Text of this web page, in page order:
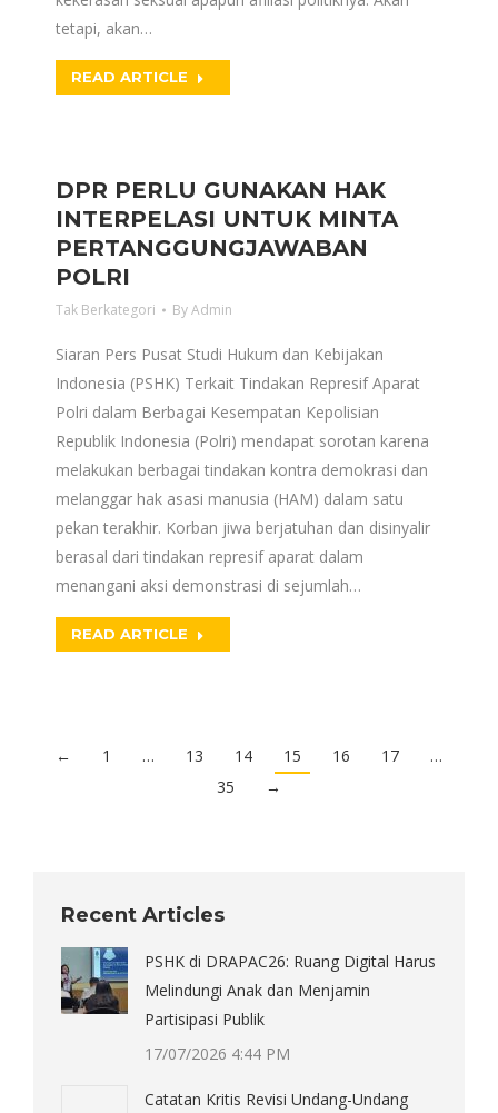
tetapi, akan…
READ ARTICLE
DPR PERLU GUNAKAN HAK
INTERPELASI UNTUK MINTA
PERTANGGUNGJAWABAN
POLRI
Tak Berkategori ByAdmin
Siaran Pers Pusat Studi Hukum dan Kebijakan
Indonesia (PSHK) Terkait Tindakan Represif Aparat
Polri dalam Berbagai Kesempatan Kepolisian
Republik Indonesia (Polri) mendapat sorotan karena
melakukan berbagai tindakan kontra demokrasi dan
melanggar hak asasi manusia (HAM) dalam satu
pekan terakhir. Korban jiwa berjatuhan dan disinyalir
berasal dari tindakan represif aparat dalam
menangani aksi demonstrasi di sejumlah…
READ ARTICLE
← 1 … 13 14 15 16 17
…
35
→
Recent Articles
PSHK di DRAPAC26: Ruang Digital Harus
Melindungi Anak dan Menjamin
Partisipasi Publik
17/07/2026 4:44 PM
Catatan Kritis Revisi Undang-Undang